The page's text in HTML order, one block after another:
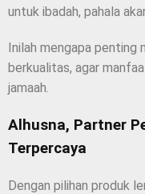
untuk ibadah, pahala
Inilah mengapa penting
berkualitas, agar
jamaah.
Alhusna, Partner
Terpercaya
Dengan pilihan produk